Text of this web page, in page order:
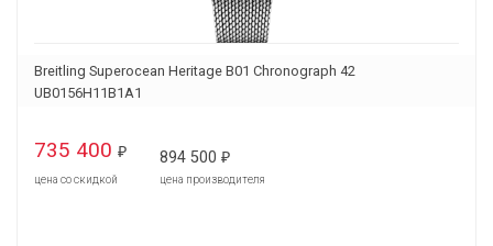
Breitling Superocean Heritage B01 Chronograph 42
UB0156H11B1A1
735 400 ₽
цена со скидкой
894 500 ₽
цена производителя